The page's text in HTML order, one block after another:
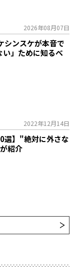
2026年08月07日
シンスケが本音で
」ために知るべ
2022年12月14日
選】"絶対に外さな
紹介